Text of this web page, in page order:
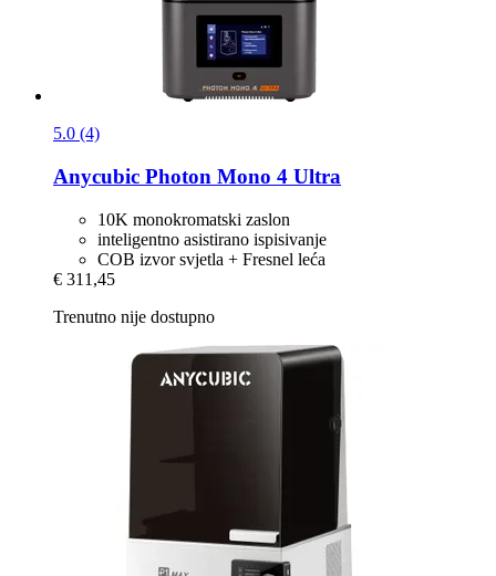
5.0 (4)
Anycubic Photon Mono 4 Ultra
10K monokromatski zaslon
inteligentno asistirano ispisivanje
COB izvor svjetla + Fresnel leća
€ 311,45
Trenutno nije dostupno